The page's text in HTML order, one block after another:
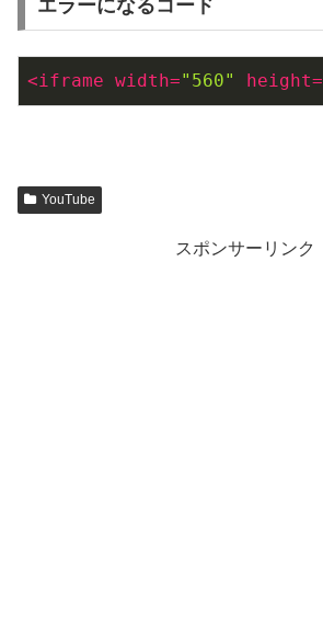
エラーになるコード
<iframe width="560" height=
YouTube
スポンサーリンク